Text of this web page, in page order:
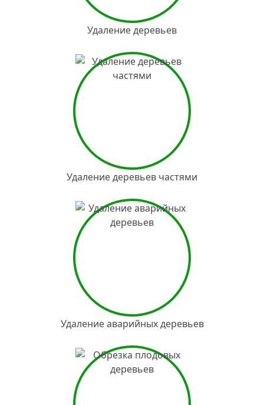
Удаление деревьев
Удаление деревьев частями
Удаление аварийных деревьев